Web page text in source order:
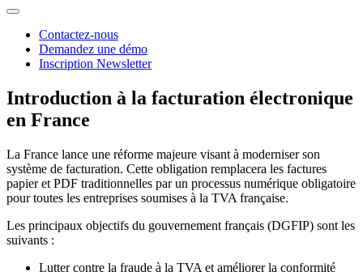
Contactez-nous
Demandez une démo
Inscription Newsletter
Introduction à la facturation électronique
en France
La France lance une réforme majeure visant à moderniser son
système de facturation. Cette obligation remplacera les factures
papier et PDF traditionnelles par un processus numérique obligatoire
pour toutes les entreprises soumises à la TVA française.
Les principaux objectifs du gouvernement français (DGFIP) sont les
suivants :
Lutter contre la fraude à la TVA et améliorer la conformité